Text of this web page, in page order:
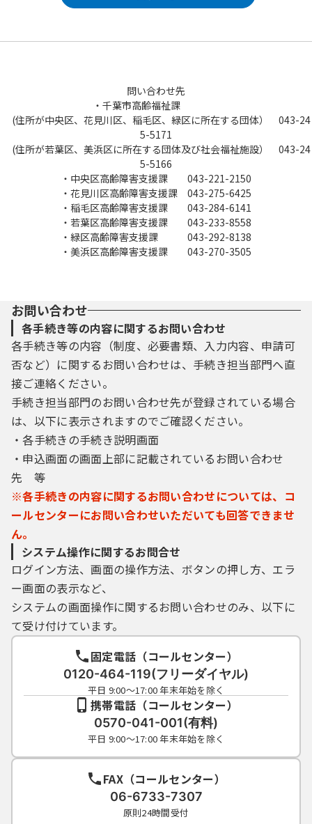
問い合わせ先
・千葉市高齢福祉課
(住所が中央区、花見川区、稲毛区、緑区に所在する団体） 043-24
5-5171
(住所が若葉区、美浜区に所在する団体及び社会福祉施設） 043-24
5-5166
・中央区高齢障害支援課 043-221-2150
・花見川区高齢障害支援課 043-275-6425
・稲毛区高齢障害支援課 043-284-6141
・若葉区高齢障害支援課 043-233-8558
・緑区高齢障害支援課 043-292-8138
・美浜区高齢障害支援課 043-270-3505
お問い合わせ
各手続き等の内容に関するお問い合わせ
各手続き等の内容（制度、必要書類、入力内容、申請可
否など）に関するお問い合わせは、手続き担当部門へ直
接ご連絡ください。
手続き担当部門のお問い合わせ先が登録されている場合
は、以下に表示されますのでご確認ください。
・各手続きの手続き説明画面
・申込画面の画面上部に記載されているお問い合わせ
先 等
※各手続きの内容に関するお問い合わせについては、コ
ールセンターにお問い合わせいただいても回答できませ
ん。
システム操作に関するお問合せ
ログイン方法、画面の操作方法、ボタンの押し方、エラ
ー画面の表示など、
システムの画面操作に関するお問い合わせのみ、以下に
て受け付けています。
固定電話（コールセンター）
0120-464-119(フリーダイヤル)
平日 9:00～17:00 年末年始を除く
携帯電話（コールセンター）
0570-041-001(有料)
平日 9:00～17:00 年末年始を除く
FAX（コールセンター）
06-6733-7307
原則24時間受付